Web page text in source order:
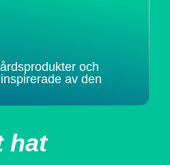
och
av den
hat